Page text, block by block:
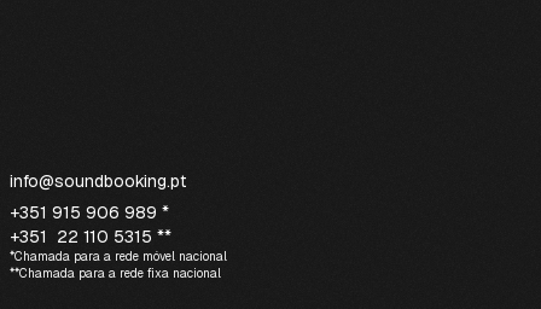
info@soundbooking.pt
+351 915 906 989 *
+351 22 110 5315 **
*Chamada para a rede móvel nacional
**Chamada para a rede fixa nacional